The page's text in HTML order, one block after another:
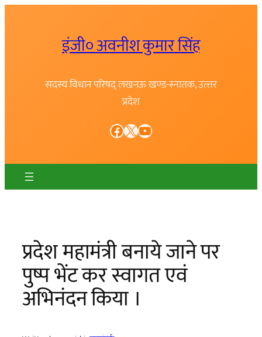
इंजी० अवनीश कुमार सिंह
सदस्य विधान परिषद् लखनऊ खण्ड-स्नातक, उत्त्तर
प्रदेश
Facebook X YouTube
प्रदेश महामंत्री बनाये जाने पर
पुष्प भेंट कर स्वागत एवं
अभिनंदन किया ।